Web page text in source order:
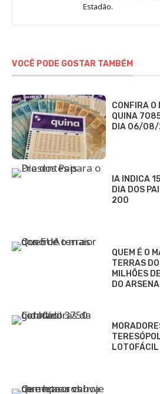
Estadão.
VOCÊ PODE GOSTAR TAMBÉM
CONFIRA O
QUINA
DIA 06/
IA INDICA
DIA DOS
200
QUEM É O
TERRAS
MILHÕES
DO